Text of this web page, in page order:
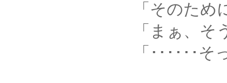
「そのために、嘘つ
「まぁ、そう
「･･････そっ